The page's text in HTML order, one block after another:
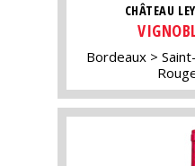
CHÂTEAU
Bordeaux